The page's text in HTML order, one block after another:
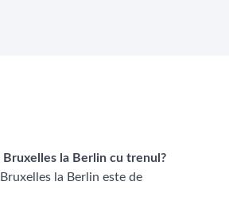
la Berlin cu trenul?
la Berlin este de